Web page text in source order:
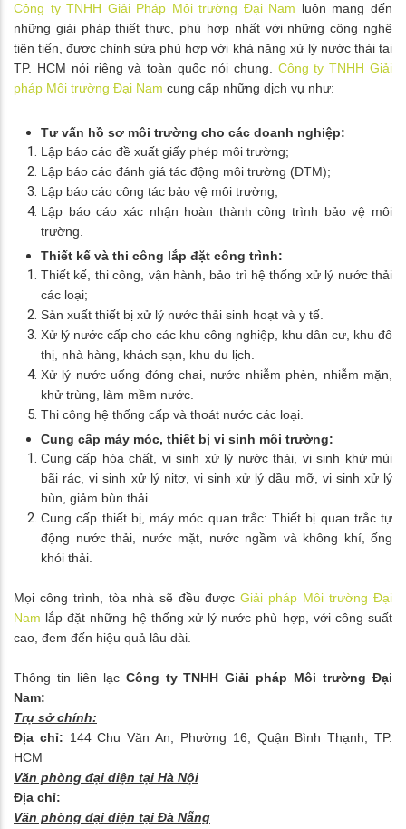
Công ty TNHH Giải Pháp Môi trường Đại Nam luôn mang đến
những giải pháp thiết thực, phù hợp nhất với những công nghệ
tiên tiến, được chỉnh sửa phù hợp với khả năng xử lý nước thải tại
TP. HCM nói riêng và toàn quốc nói chung. Công ty TNHH Giải
pháp Môi trường Đại Nam cung cấp những dịch vụ như:
Tư vấn hồ sơ môi trường cho các doanh nghiệp:
Lập báo cáo đề xuất giấy phép môi trường;
Lập báo cáo đánh giá tác động môi trường (ĐTM);
Lập báo cáo công tác bảo vệ môi trường;
Lập báo cáo xác nhận hoàn thành công trình bảo vệ môi
trường.
Thiết kế và thi công lắp đặt công trình:
Thiết kế, thi công, vận hành, bảo trì hệ thống xử lý nước thải
các loại;
Sản xuất thiết bị xử lý nước thải sinh hoạt và y tế.
Xử lý nước cấp cho các khu công nghiệp, khu dân cư, khu đô
thị, nhà hàng, khách sạn, khu du lịch.
Xử lý nước uống đóng chai, nước nhiễm phèn, nhiễm mặn,
khử trùng, làm mềm nước.
Thi công hệ thống cấp và thoát nước các loại.
Cung cấp máy móc, thiết bị vi sinh môi trường:
Cung cấp hóa chất, vi sinh xử lý nước thải, vi sinh khử mùi
bãi rác, vi sinh xử lý nitơ, vi sinh xử lý dầu mỡ, vi sinh xử lý
bùn, giảm bùn thải.
Cung cấp thiết bị, máy móc quan trắc: Thiết bị quan trắc tự
động nước thải, nước mặt, nước ngầm và không khí, ống
khói thải.​
Mọi công trình, tòa nhà sẽ đều đượcGiải pháp Môi trường Đại
Nam lắp đặt những hệ thống xử lý nước phù hợp, với công suất
cao, đem đến hiệu quả lâu dài.
Thông tin liên lạc Công ty TNHH Giải pháp Môi trường Đại
Nam:
Trụ sở chính:
Địa chỉ: 144 Chu Văn An, Phường 16, Quận Bình Thạnh, TP.
HCM
Văn phòng đại diện tại Hà Nội
Địa chỉ:
Văn phòng đại diện tại Đà Nẵng